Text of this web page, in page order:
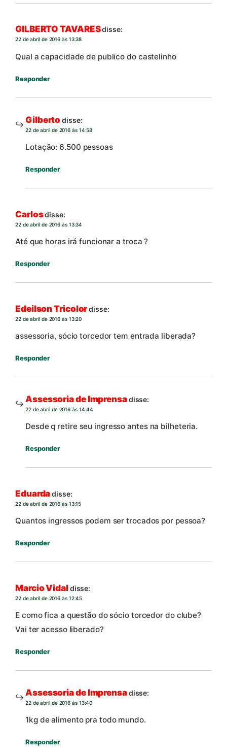
GILBERTO TAVARESdisse:
22 de abril de 2016 às 13:38
Qual a capacidade de publico do castelinho
Responder
Gilberto disse:
22 de abril de 2016 às 14:58
Lotação: 6.500 pessoas
Responder
Carlosdisse:
22 de abril de 2016 às 13:34
Até que horas irá funcionar a troca ?
Responder
Edeilson Tricolordisse:
22 de abril de 2016 às 13:20
assessoria, sócio torcedor tem entrada liberada?
Responder
Assessoria de Imprensadisse:
22 de abril de 2016 às 14:44
Desde q retire seu ingresso antes na bilheteria.
Responder
Eduardadisse:
22 de abril de 2016 às 13:15
Quantos ingressos podem ser trocados por pessoa?
Responder
Marcio Vidaldisse:
22 de abril de 2016 às 12:45
E como fica a questão do sócio torcedor do clube?
Vai ter acesso liberado?
Responder
Assessoria de Imprensadisse:
22 de abril de 2016 às 13:40
1kg de alimento pra todo mundo.
Responder